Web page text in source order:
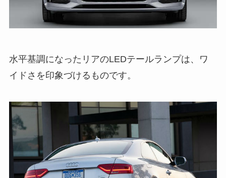
水平基調になったリアのLEDテールランプは、ワ
イドさを印象づけるものです。